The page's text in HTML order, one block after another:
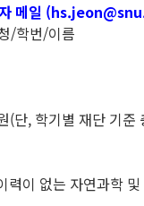
메일
/학번/이름
(단, 학기별 재단 기준
이 없는 자연과학